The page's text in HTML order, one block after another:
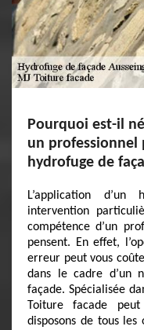
Pourquoi est-il
un
hydrofuge de
L’application
intervention
compétence d’un
pensent. En effet,
erreur peut vous
dans le cadre d’un
façade. Spécialisée
Toiture facade
disposons de tous